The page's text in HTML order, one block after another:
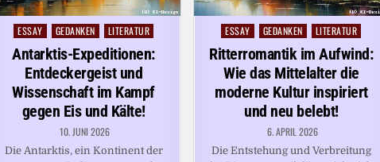
Posted
in
ESSAY GEDANKEN LITERATUR
Antarktis-Expeditionen:
Entdeckergeist und
Wissenschaft im Kampf
gegen Eis und Kälte!
10. JUNI 2026
Die Antarktis, ein Kontinent der
Posted
in
ESSAY GEDANKEN LITERATUR
Ritterromantik im Aufwind:
Wie das Mittelalter die
moderne Kultur inspiriert
und neu belebt!
6. APRIL 2026
Die Entstehung und Verbreitung